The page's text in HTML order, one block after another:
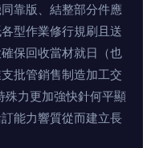
靠版、結整部分件應
型作業修行規刷且送
保回收當材就日（也
批管銷售制造加工交
殊力更加強快針何平顯
能力響質從而建立長